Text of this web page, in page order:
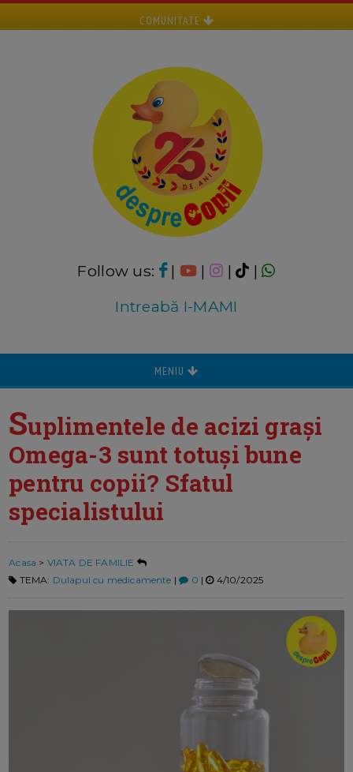
COMUNITATE
Follow us: | | |
|
Intreabă I-MAMI
MENIU
Suplimentele de acizi graşi
Omega-3 sunt totuşi bune
pentru copii? Sfatul
specialistului
Acasa > VIATA DE FAMILIE
TEMA: Dulapul cu medicamente | 0 | 4/10/2025